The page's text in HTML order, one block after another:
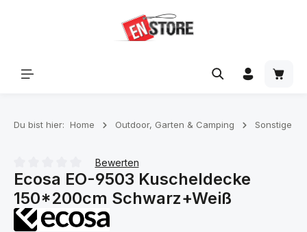
Du bist hier: Home Outdoor, Garten & Camping Sonstige
Durchschnittliche Bewertung von 0 von 5 Sternen
Bewerten
Ecosa EO-9503 Kuscheldecke
150*200cm Schwarz+Weiß